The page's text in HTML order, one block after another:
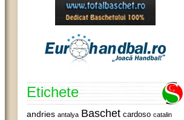
Etichete
andries antalya Baschet cardoso catalin